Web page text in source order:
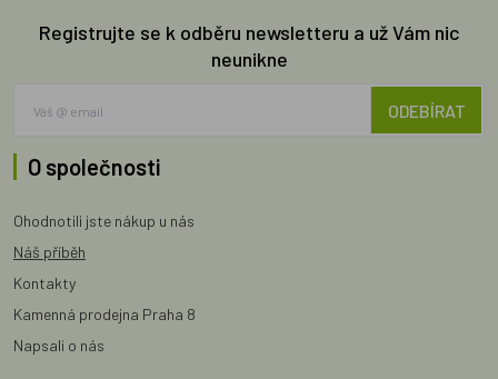
Registrujte se k odběru newsletteru a už Vám nic
neunikne
ODEBÍRAT
O společnosti
Ohodnotili jste nákup u nás
Náš příběh
Kontakty
Kamenná prodejna Praha 8
Napsali o nás